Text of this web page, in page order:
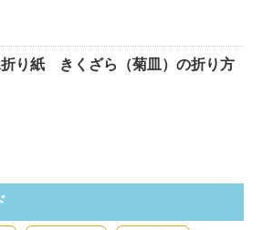
り紙 きくざら（菊皿）の折り方